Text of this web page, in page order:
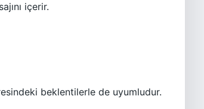
içerir.
beklentilerle de uyumludur.